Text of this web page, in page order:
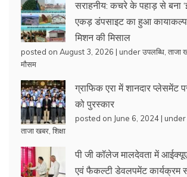
सराहनीय: कचरे के पहाड़ से बना
एकड़ डंपसाइट का हुआ
मिशन की मिसाल
posted on August 3, 2026 | underउपलब्धि ताजा
मौसम
ग्राफिक एरा में शानदार प्लेसमेंट
को पुरस्कार
posted on June 6, 2024 | under
ताजा खबर शिक्षा
पी जी कॉलेज मालदेवता में
एवं फैकल्टी डेवलपमेंट कार्यक्रम